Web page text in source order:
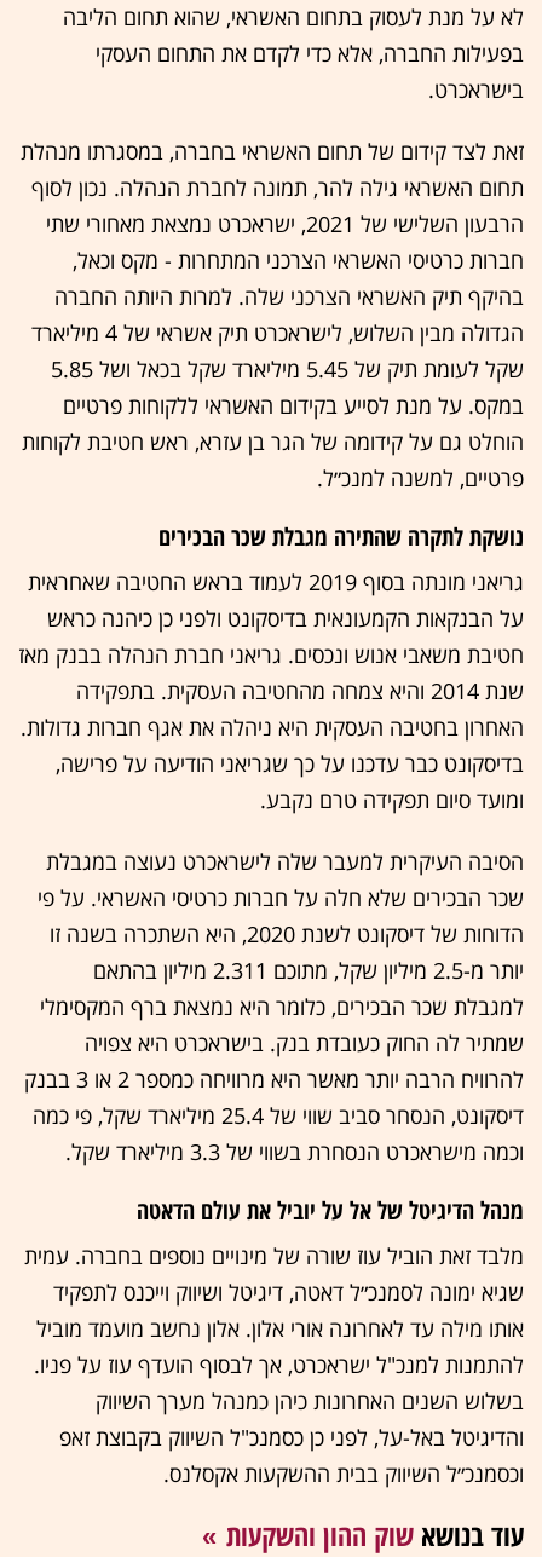
לא על מנת לעסוק בתחום האשראי, שהוא תחום הליבה
בפעילות החברה, אלא כדי לקדם את התחום העסקי
בישראכרט.
זאת לצד קידום של תחום האשראי בחברה, במסגרתו מנהלת
תחום האשראי גילה להר, תמונה לחברת הנהלה. נכון לסוף
הרבעון השלישי של 2021, ישראכרט נמצאת מאחורי שתי
חברות כרטיסי האשראי הצרכני המתחרות - מקס וכאל,
בהיקף תיק האשראי הצרכני שלה. למרות היותה החברה
הגדולה מבין השלוש, לישראכרט תיק אשראי של 4 מיליארד
שקל לעומת תיק של 5.45 מיליארד שקל בכאל ושל 5.85
במקס. על מנת לסייע בקידום האשראי ללקוחות פרטיים
הוחלט גם על קידומה של הגר בן עזרא, ראש חטיבת לקוחות
פרטיים, למשנה למנכ״ל.
נושקת לתקרה שהתירה מגבלת שכר הבכירים
גריאני מונתה בסוף 2019 לעמוד בראש החטיבה שאחראית
על הבנקאות הקמעונאית בדיסקונט ולפני כן כיהנה כראש
חטיבת משאבי אנוש ונכסים. גריאני חברת הנהלה בבנק מאז
שנת 2014 והיא צמחה מהחטיבה העסקית. בתפקידה
האחרון בחטיבה העסקית היא ניהלה את אגף חברות גדולות.
בדיסקונט כבר עדכנו על כך שגריאני הודיעה על פרישה,
ומועד סיום תפקידה טרם נקבע.
הסיבה העיקרית למעבר שלה לישראכרט נעוצה במגבלת
שכר הבכירים שלא חלה על חברות כרטיסי האשראי. על פי
הדוחות של דיסקונט לשנת 2020, היא השתכרה בשנה זו
יותר מ-2.5 מיליון שקל, מתוכם 2.311 מיליון בהתאם
למגבלת שכר הבכירים, כלומר היא נמצאת ברף המקסימלי
שמתיר לה החוק כעובדת בנק. בישראכרט היא צפויה
להרוויח הרבה יותר מאשר היא מרוויחה כמספר 2 או 3 בבנק
דיסקונט, הנסחר סביב שווי של 25.4 מיליארד שקל, פי כמה
וכמה מישראכרט הנסחרת בשווי של 3.3 מיליארד שקל.
מנהל הדיגיטל של אל על יוביל את עולם הדאטה
מלבד זאת הוביל עוז שורה של מינויים נוספים בחברה. עמית
שגיא ימונה לסמנכ״ל דאטה, דיגיטל ושיווק וייכנס לתפקיד
אותו מילה עד לאחרונה אורי אלון. אלון נחשב מועמד מוביל
להתמנות למנכ"ל ישראכרט, אך לבסוף הועדף עוז על פניו.
בשלוש השנים האחרונות כיהן כמנהל מערך השיווק
והדיגיטל באל-על, לפני כן כסמנכ"ל השיווק בקבוצת זאפ
וכסמנכ״ל השיווק בבית ההשקעות אקסלנס.
עוד בנושא שוק ההון והשקעות